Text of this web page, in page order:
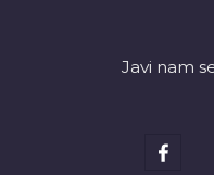
Javi nam